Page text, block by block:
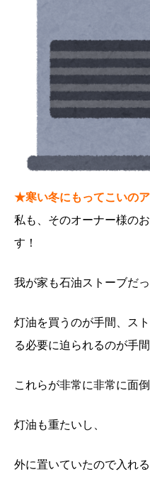
★寒い冬にもってこいの
私も、そのオーナー様の
す！
我が家も石油ストーブだっ
灯油を買うのが手間、ス
る必要に迫られるのが手
これらが非常に非常に面
灯油も重たいし、
外に置いていたので入れ